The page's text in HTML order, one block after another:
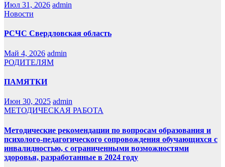
Июл 31, 2026 admin
Новости
РСЧС Свердловская область
Май 4, 2026 admin
РОДИТЕЛЯМ
ПАМЯТКИ
Июн 30, 2025 admin
МЕТОДИЧЕСКАЯ РАБОТА
Методические рекомендации по вопросам образования и
психолого-педагогического сопровождения обучающихся с
инвалидностью, с ограниченными возможностями
здоровья, разработанные в 2024 году